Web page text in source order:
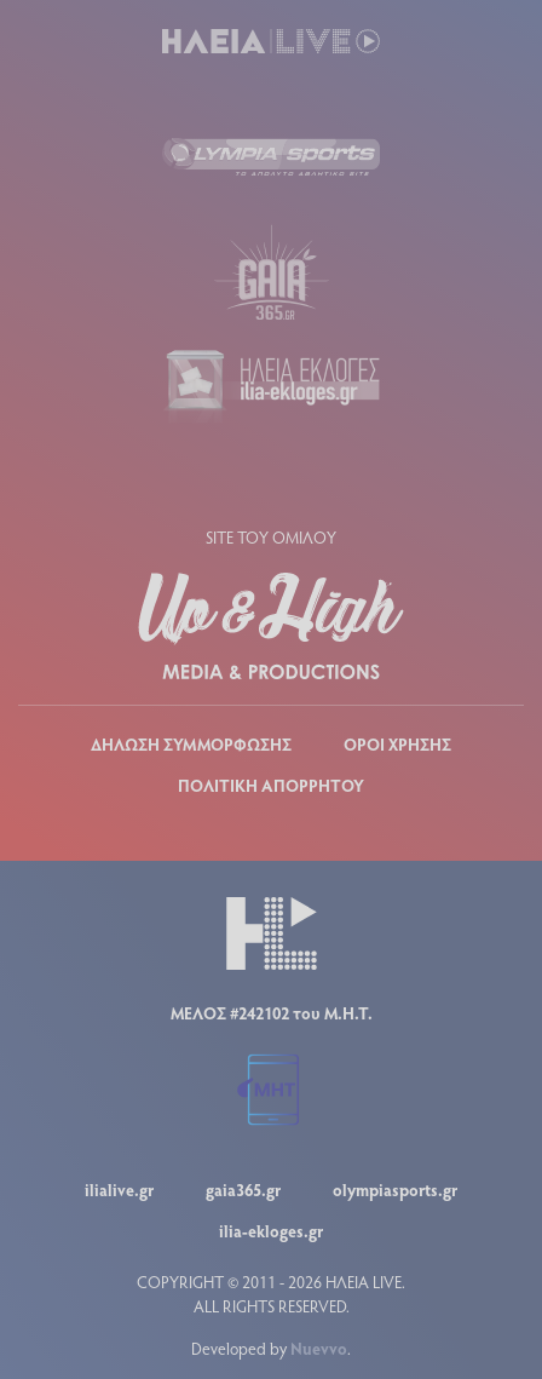
SITE ΤΟΥ ΟΜΙΛΟΥ
ΔΗΛΩΣΗ ΣΥΜΜΟΡΦΩΣΗΣ
ΟΡΟΙ ΧΡΗΣΗΣ
ΠΟΛΙΤΙΚΗ ΑΠΟΡΡΗΤΟΥ
ΜΕΛΟΣ #242102 του Μ.Η.Τ.
ilialive.gr gaia365.gr
olympiasports.gr
ilia-ekloges.gr
COPYRIGHT © 2011 - 2026 ΗΛΕΙΑ LIVE.
ALL RIGHTS RESERVED.
Developed by Nuevvo.